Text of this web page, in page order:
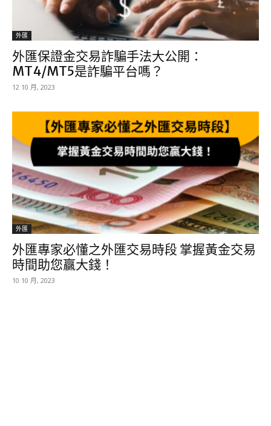
外匯
外匯保證金交易詐騙手法大公開：
MT4/MT5是詐騙平台嗎？
12 10 月, 2023
外匯
外匯專家必懂之外匯交易時段 掌握黃金交易
時間助您贏大錢！
10 10 月, 2023